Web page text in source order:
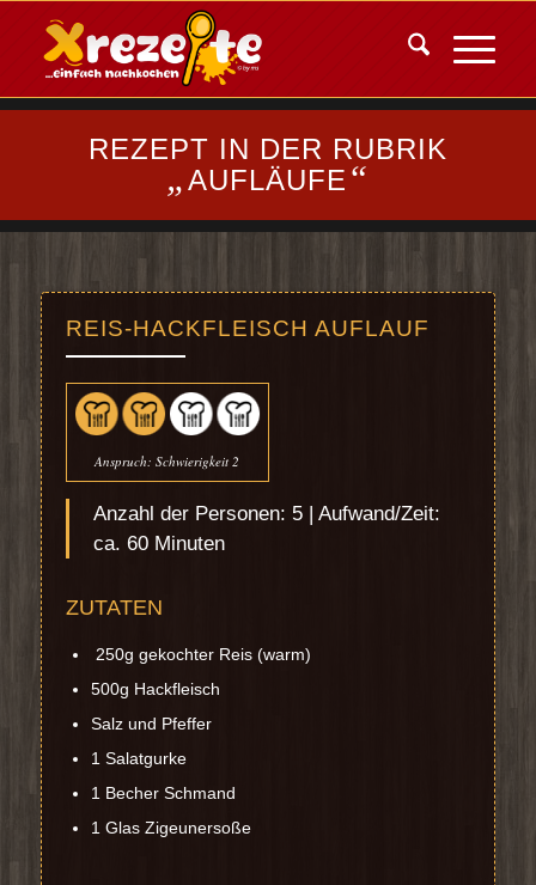
REZEPT IN DER RUBRIK
„AUFLÄUFE “
REIS-HACKFLEISCH AUFLAUF
Anspruch: Schwierigkeit 2
Anzahl der Personen: 5 | Aufwand/Zeit:
ca. 60 Minuten
ZUTATEN
250g gekochter Reis (warm)
500g Hackfleisch
Salz und Pfeffer
1 Salatgurke
1 Becher Schmand
1 Glas Zigeunersoße